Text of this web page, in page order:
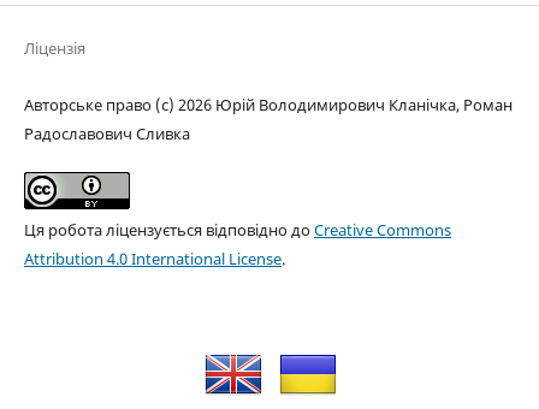
Ліцензія
Авторське право (c) 2026 Юрій Володимирович Кланічка, Роман
Радославович Сливка
Ця робота ліцензується відповідно доCreative Commons
Attribution 4.0 International License.